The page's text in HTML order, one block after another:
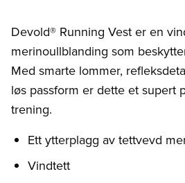
Devold® Running Vest er en
merinoullblanding som
Med smarte lommer,
løs passform er dette et supert
trening.
Ett ytterplagg av tettvevd
Vindtett